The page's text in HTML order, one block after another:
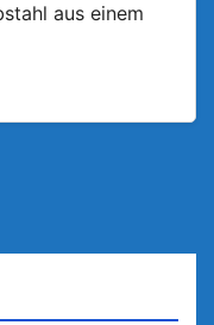
aus einem